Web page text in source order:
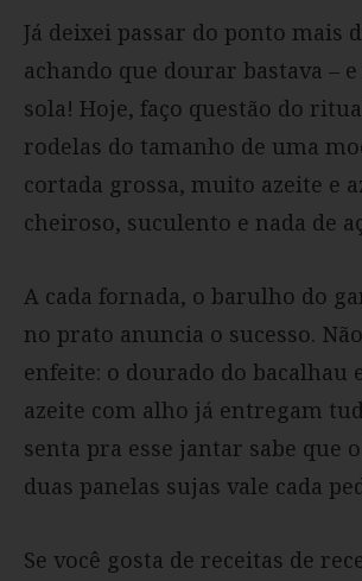
Já deixei passar do ponto mais
achando que dourar bastava –
sola! Hoje, faço questão do
rodelas do tamanho de uma
cortada grossa, muito azeite e
cheiroso, suculento e nada de
A cada fornada, o barulho do
no prato anuncia o sucesso.
enfeite: o dourado do bacalhau
azeite com alho já entregam
senta pra esse jantar sabe que
duas panelas sujas vale cada
Se você gosta de receitas de